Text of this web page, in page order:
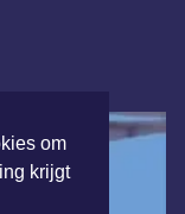
om
krijgt